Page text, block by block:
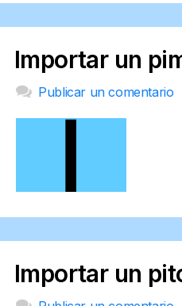
Importar un
Publicar un comentario
Importar un